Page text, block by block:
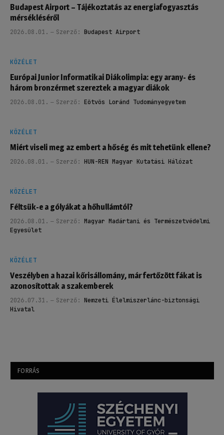
Budapest Airport – Tájékoztatás az energiafogyasztás
mérsékléséről
2026.08.01. Szerző: Budapest Airport
KÖZÉLET
Európai Junior Informatikai Diákolimpia: egy arany- és
három bronzérmet szereztek a magyar diákok
2026.08.01. Szerző: Eötvös Loránd Tudományegyetem
KÖZÉLET
Miért viseli meg az embert a hőség és mit tehetünk ellene?
2026.08.01. Szerző: HUN-REN Magyar Kutatási Hálózat
KÖZÉLET
Féltsük-e a gólyákat a hőhullámtól?
2026.08.01. Szerző: Magyar Madártani és Természetvédelmi
Egyesület
KÖZÉLET
Veszélyben a hazai kőrisállomány, már fertőzött fákat is
azonosítottak a szakemberek
2026.07.31. Szerző: Nemzeti Élelmiszerlánc-biztonsági
Hivatal
FORRÁS